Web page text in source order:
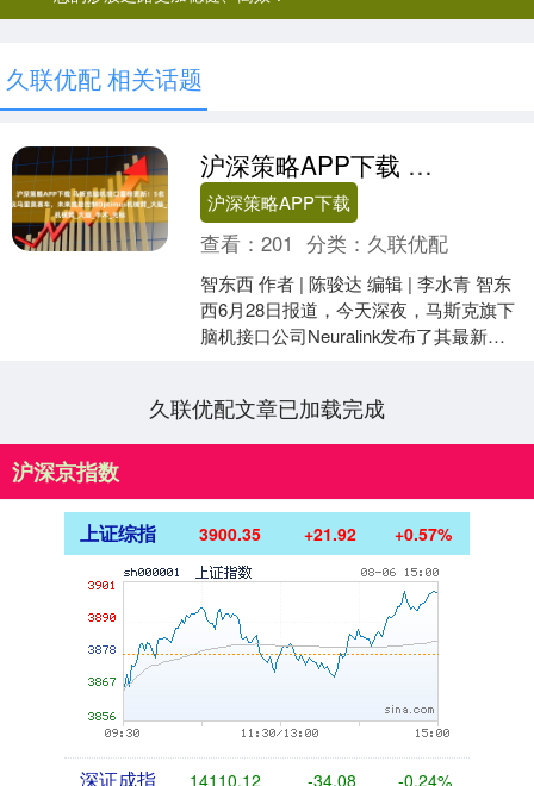
久联优配 相关话题
沪深策略APP下载 马斯克脑机接口重磅更新！5名患者联机玩马里奥赛车，未来或能控制Optimus机械臂_大脑_手术_光标
沪深策略APP下载
查看：201 分类： 久联优配
智东西 作者 | 陈骏达 编辑 | 李水青 智东
西6月28日报道，今天深夜，马斯克旗下
脑机接口公司Neuralink发布了其最新进
久联优配文章已加载完成
沪深京指数
上证综指 3900.35 +21.92 +0.57%
深证成指 14110.12 -34.08 -0.24%